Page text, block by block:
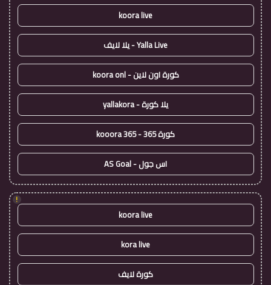
koora live
Yalla Live - يلا لايف
كورة اون لاين - koora onl
يلا كورة - yallakora
كورة 365 - kooora 365
اس جول - AS Goal
!
koora live
kora live
كورة لايف